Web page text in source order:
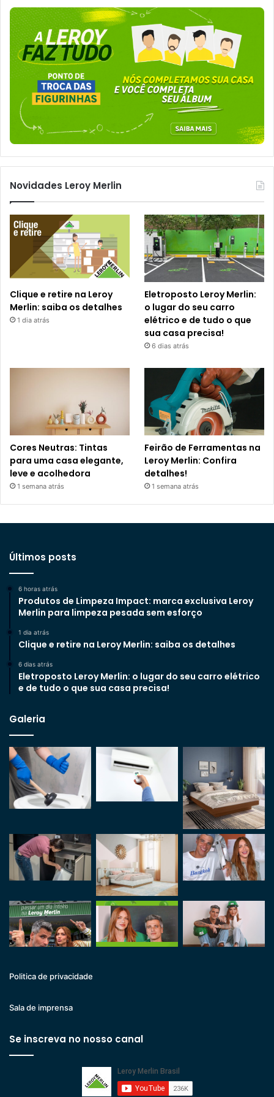
Novidades Leroy Merlin
Clique e retire na Leroy
Merlin: saiba os detalhes
1 dia atrás
Eletroposto Leroy Merlin:
o lugar do seu carro
elétrico e de tudo o que
sua casa precisa!
6 dias atrás
Cores Neutras: Tintas
para uma casa elegante,
leve e acolhedora
1 semana atrás
Feirão de Ferramentas na
Leroy Merlin: Confira
detalhes!
1 semana atrás
Últimos posts
6 horas atrás
Produtos de Limpeza Impact: marca exclusiva Leroy
Merlin para limpeza pesada sem esforço
1 dia atrás
Clique e retire na Leroy Merlin: saiba os detalhes
6 dias atrás
Eletroposto Leroy Merlin: o lugar do seu carro elétrico
e de tudo o que sua casa precisa!
Galeria
Politica de privacidade
Sala de imprensa
Se inscreva no nosso canal